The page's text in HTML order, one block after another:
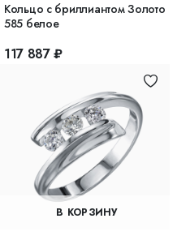
Кольцо с бриллиантом Золото
585 белое
117 887 ₽
В КОРЗИНУ